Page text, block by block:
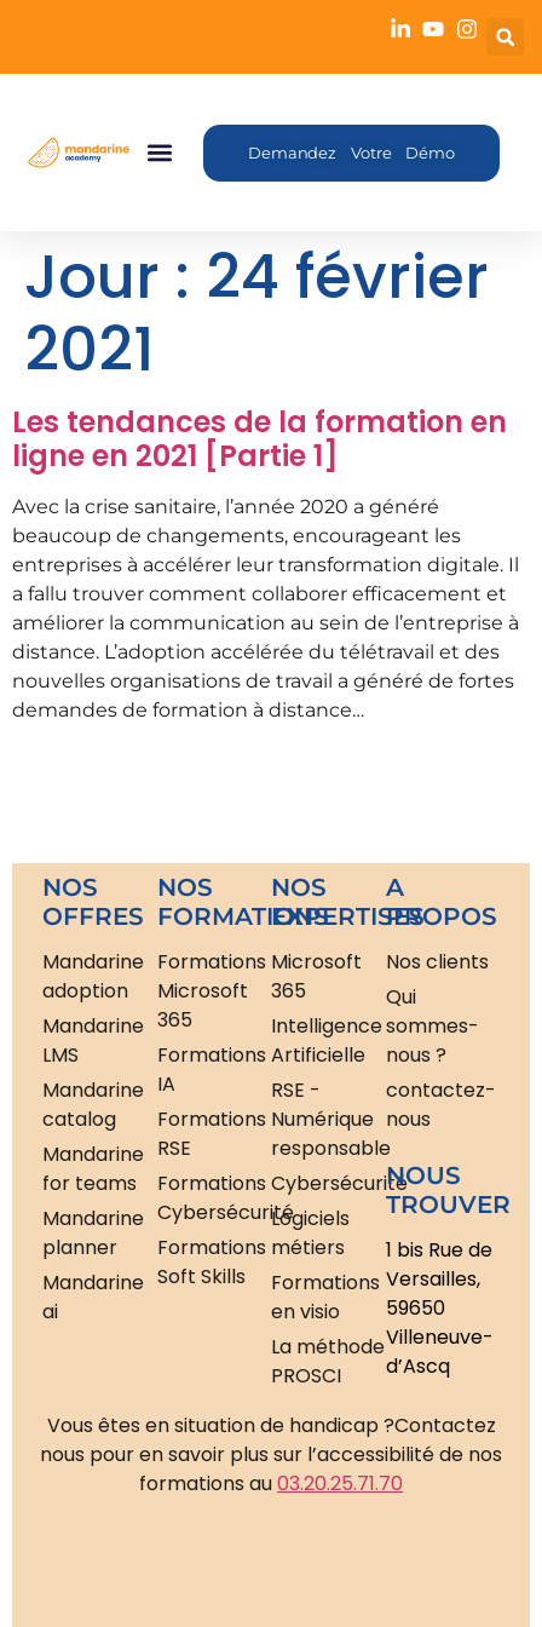
Demandez Votre Démo
Jour : 24 février
2021
Les tendances de la formation en
ligne en 2021 [Partie 1]
Avec la crise sanitaire, l’année 2020 a généré
beaucoup de changements, encourageant les
entreprises à accélérer leur transformation digitale. Il
a fallu trouver comment collaborer efficacement et
améliorer la communication au sein de l’entreprise à
distance. L’adoption accélérée du télétravail et des
nouvelles organisations de travail a généré de fortes
demandes de formation à distance…
NOS
OFFRES
Mandarine
adoption
Mandarine
LMS
Mandarine
catalog
Mandarine
for teams
Mandarine
planner
Mandarine
ai
NOS
FORMATIONS
Formations
Microsoft
365
Formations
IA
Formations
RSE
Formations
Cybersécurité
Formations
Soft Skills
NOS
EXPERTISES
Microsoft
365
Intelligence
Artificielle
RSE -
Numérique
responsable
Cybersécurité
Logiciels
métiers
Formations
en visio
La méthode
PROSCI
A
PROPOS
Nos clients
Qui
sommes-
nous ?
contactez-
nous
NOUS
TROUVER
1 bis Rue de
Versailles,
59650
Villeneuve-
d’Ascq
Vous êtes en situation de handicap ?Contactez
nous pour en savoir plus sur l’accessibilité de nos
formations au03.20.25.71.70